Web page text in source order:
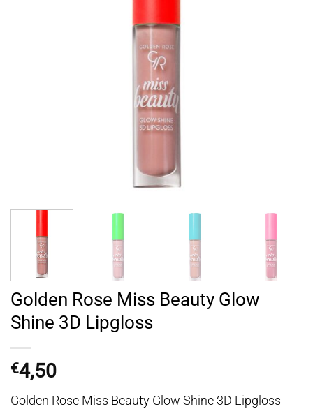
Golden Rose Miss Beauty Glow
Shine 3D Lipgloss
€4,50
Golden Rose Miss Beauty Glow Shine 3D Lipgloss